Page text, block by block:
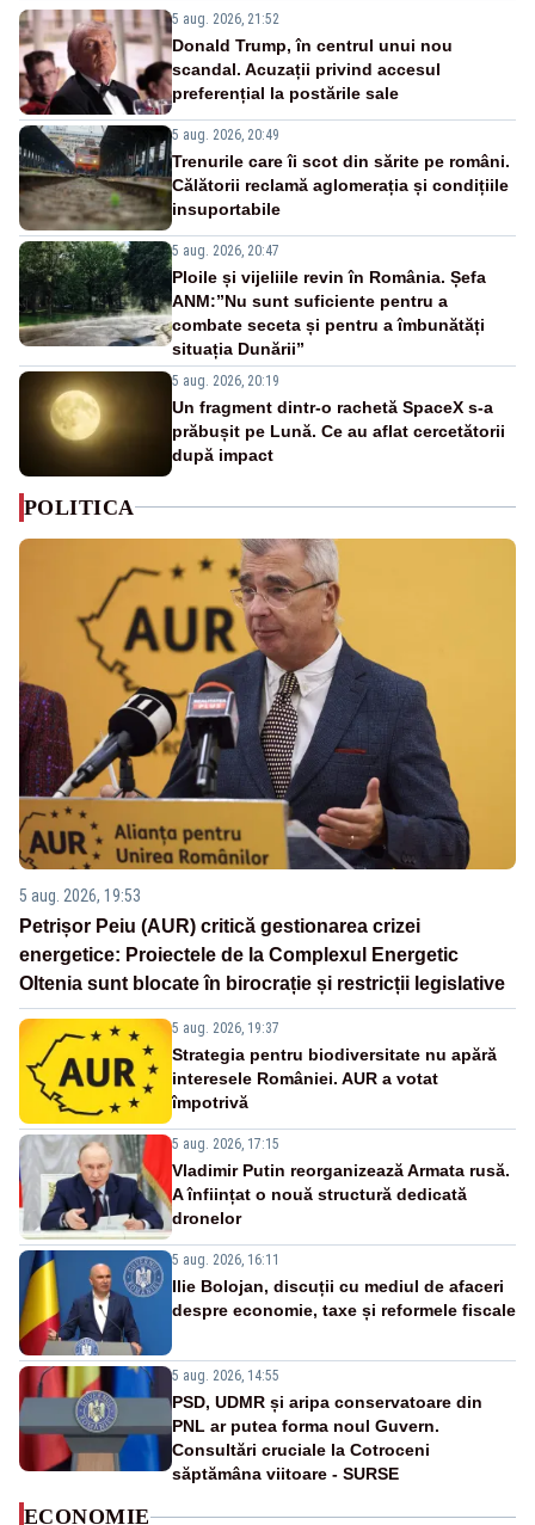
5 aug. 2026, 21:52
Donald Trump, în centrul unui nou
scandal. Acuzații privind accesul
preferențial la postările sale
5 aug. 2026, 20:49
Trenurile care îi scot din sărite pe români.
Călătorii reclamă aglomerația și condițiile
insuportabile
5 aug. 2026, 20:47
Ploile și vijeliile revin în România. Șefa
ANM:”Nu sunt suficiente pentru a
combate seceta și pentru a îmbunătăți
situația Dunării”
5 aug. 2026, 20:19
Un fragment dintr-o rachetă SpaceX s-a
prăbușit pe Lună. Ce au aflat cercetătorii
după impact
POLITICA
5 aug. 2026, 19:53
Petrișor Peiu (AUR) critică gestionarea crizei
energetice: Proiectele de la Complexul Energetic
Oltenia sunt blocate în birocrație și restricții legislative
5 aug. 2026, 19:37
Strategia pentru biodiversitate nu apără
interesele României. AUR a votat
împotrivă
5 aug. 2026, 17:15
Vladimir Putin reorganizează Armata rusă.
A înființat o nouă structură dedicată
dronelor
5 aug. 2026, 16:11
Ilie Bolojan, discuții cu mediul de afaceri
despre economie, taxe și reformele fiscale
5 aug. 2026, 14:55
PSD, UDMR și aripa conservatoare din
PNL ar putea forma noul Guvern.
Consultări cruciale la Cotroceni
săptămâna viitoare - SURSE
ECONOMIE